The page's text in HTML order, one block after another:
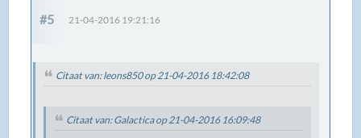
#5 21-04-2016 19:21:16
Citaat van: leons850 op 21-04-2016 18:42:08
Citaat van: Galactica op 21-04-2016 16:09:48